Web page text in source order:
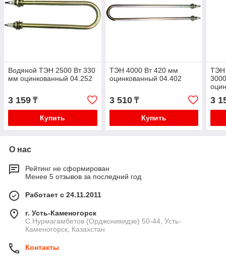
Водяной ТЭН 2500 Вт 330
мм оцинкованный 04.252
3 159 ₸
Купить
ТЭН 4000 Вт 420 мм
оцинкованный 04.402
3 510₸
Купить
ТЭН
3
О нас
Рейтинг не сформирован
Менее 5 отзывов за последний год
Работает с 24.11.2011
г. Усть-Каменогорск
С.Нурмагамбетов (Орджоникидзе) 50-44, Усть-
Каменогорск, Казахстан
Контакты